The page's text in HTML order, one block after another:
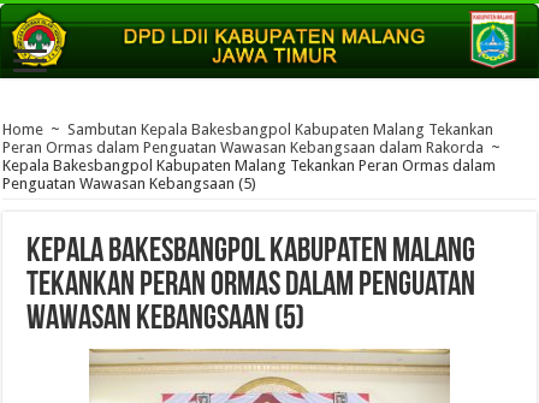
Home ~ Sambutan Kepala Bakesbangpol Kabupaten Malang Tekankan
Peran Ormas dalam Penguatan Wawasan Kebangsaan dalam Rakorda ~
Kepala Bakesbangpol Kabupaten Malang Tekankan Peran Ormas dalam
Penguatan Wawasan Kebangsaan (5)
Kepala Bakesbangpol Kabupaten Malang
Tekankan Peran Ormas dalam Penguatan
Wawasan Kebangsaan (5)